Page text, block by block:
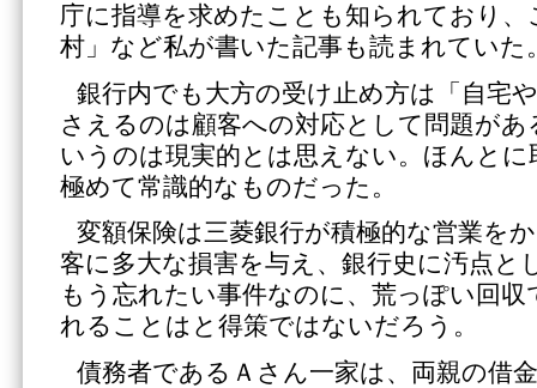
庁に指導を求めたことも知られており
村」など私が書いた記事も読まれていた
銀行内でも大方の受け止め方は「自宅
さえるのは顧客への対応として問題があ
いうのは現実的とは思えない。ほんと
極めて常識的なものだった。
変額保険は三菱銀行が積極的な営業を
客に多大な損害を与え、銀行史に汚点と
もう忘れたい事件なのに、荒っぽい回収
れることはと得策ではないだろう。
債務者であるＡさん一家は、両親の借